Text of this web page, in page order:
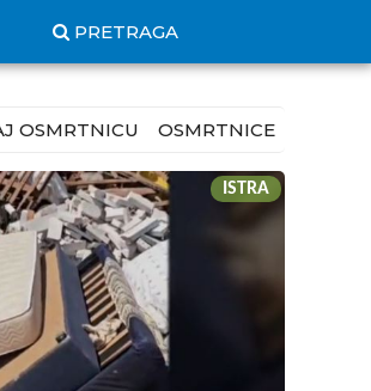
PRETRAGA
OSMRTNICU OSMRTNICE
ISTRA